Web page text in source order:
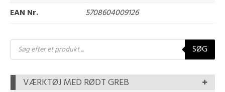
EAN Nr.
5708604009126
Products
search SØG
VÆRKTØJ MED RØDT GREB